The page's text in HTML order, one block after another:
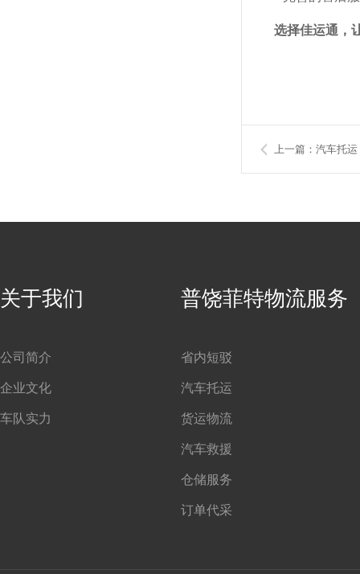
选择佳运通，
上一篇：汽车托
关于我们
公司简介
企业文化
车队实力
普饶菲特物流服务
省内短驳
汽车托运
货运物流
汽车救援
仓储服务
订单代采